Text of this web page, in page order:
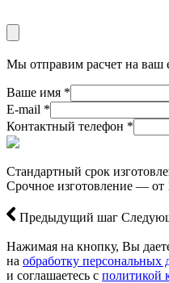
Мы отправим расчет на ваш
Ваше имя *
E-mail *
Контактный телефон *
Стандартный срок
Срочное изготовление — от
Предыдущий шаг
Нажимая на кнопку, Вы
на обработку персональных
и соглашаетесь с политикой